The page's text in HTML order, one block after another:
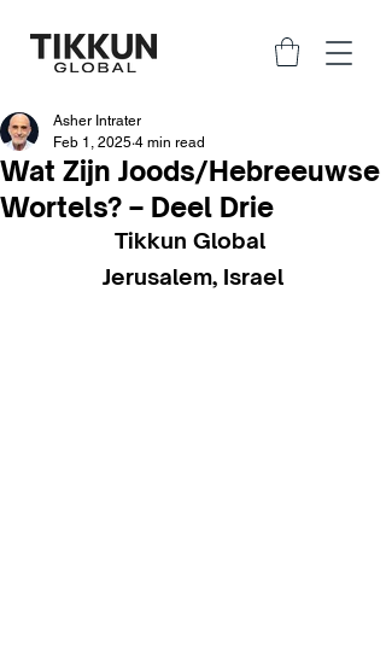
Wat Zijn Joods/Hebreeuwse
Wortels? – Deel Drie
Asher Intrater
Feb 1, 2025 4 min read
Tikkun Global
Jerusalem, Israel